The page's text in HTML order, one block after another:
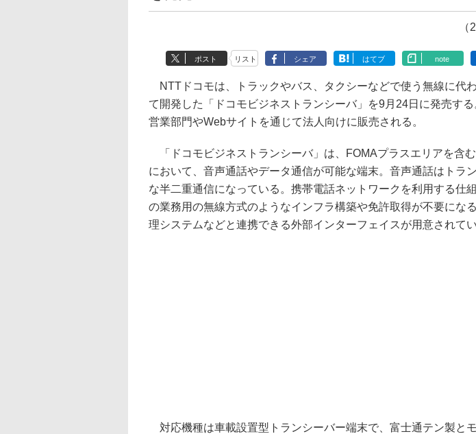
ポスト リスト シェア はてブ note
NTTドコモは、トラックやバス、タクシーなどで使う無線に代
て開発した「ドコモビジネストランシーバ」を9月24日に発売する
営業部門やWebサイトを通じて法人向けに販売される。
「ドコモビジネストランシーバ」は、FOMAプラスエリアを含
において、音声通話やデータ通信が可能な端末。音声通話はトラ
な半二重通信になっている。携帯電話ネットワークを利用する仕
の業務用の無線方式のようなインフラ構築や免許取得が不要にな
理システムなどと連携できる外部インターフェイスが用意されてい
対応機種は車載設置型トランシーバー端末で、富士通テン製と